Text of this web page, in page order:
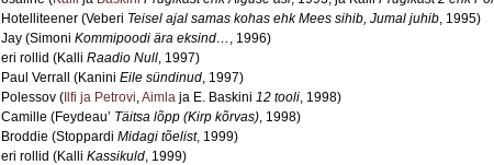
Hotelliteener (Veberi Teisel ajal samas kohas ehk Mees sihib, Jumal juhib, 1995)
Jay (Simoni Kommipoodi ära eksind… , 1996)
eri rollid (Kalli Raadio Null, 1997)
Paul Verrall (Kanini Eile sündinud, 1997)
Polessov ( Ilfi ja Petrovi,Aimla ja E. Baskini 12 tooli, 1998)
Camille (Feydeau’ Täitsa lõpp (Kirp kõrvas), 1998)
Broddie (Stoppardi Midagi tõelist, 1999)
eri rollid (Kalli Kassikuld, 1999)